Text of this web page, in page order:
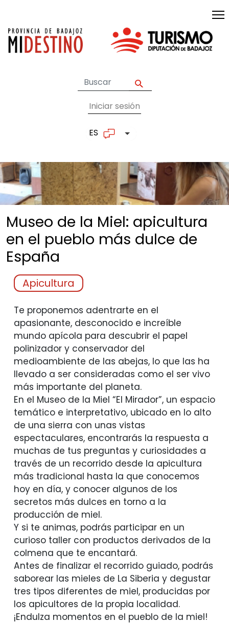
User account
Iniciar sesión
ES Lista adicional de
Museo de la Miel: apicultura
en el pueblo más dulce de
España
Apicultura
Te proponemos adentrarte en el
apasionante, desconocido e increíble
mundo apícola para descubrir el papel
polinizador y conservador del
medioambiente de las abejas, lo que las ha
llevado a ser consideradas como el ser vivo
más importante del planeta.
En el Museo de la Miel “El Mirador”, un espacio
temático e interpretativo, ubicado en lo alto
de una sierra con unas vistas
espectaculares, encontrarás la respuesta a
muchas de tus preguntas y curiosidades a
través de un recorrido desde la apicultura
más tradicional hasta la que conocemos
hoy en día, y conocer algunos de los
secretos más dulces en torno a la
producción de miel.
Y si te animas, podrás participar en un
curioso taller con productos derivados de la
colmena que te encantará.
Antes de finalizar el recorrido guiado, podrás
saborear las mieles de La Siberia y degustar
tres tipos diferentes de miel, producidas por
los apicultores de la propia localidad.
¡Endulza momentos en el pueblo de la miel!